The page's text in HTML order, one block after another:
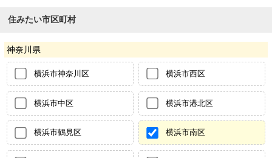
住みたい市区町村
神奈川県
横浜市神奈川区 横浜市西区
横浜市中区 横浜市港北区
横浜市鶴見区 横浜市南区